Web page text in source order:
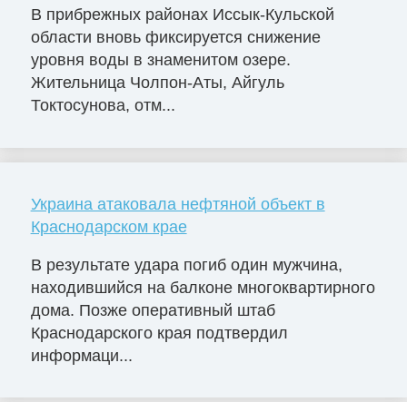
В прибрежных районах Иссык-Кульской
области вновь фиксируется снижение
уровня воды в знаменитом озере.
Жительница Чолпон-Аты, Айгуль
Токтосунова, отм...
Украина атаковала нефтяной объект в
Краснодарском крае
В результате удара погиб один мужчина,
находившийся на балконе многоквартирного
дома. Позже оперативный штаб
Краснодарского края подтвердил
информаци...